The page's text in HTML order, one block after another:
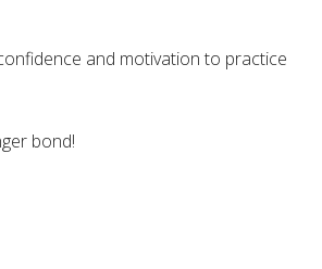
and motivation to practice
bond!